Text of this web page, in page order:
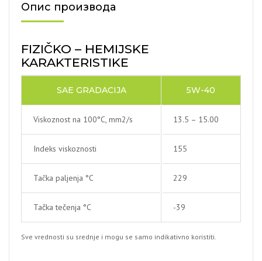
Опис производа
FIZIČKO – HEMIJSKE
KARAKTERISTIKE
SAE GRADACIJA 5W-40
Viskoznost na 100°C, mm2/s 13.5 – 15.00
Indeks viskoznosti 155
Tačka paljenja °C 229
Tačka tečenja °C -39
Sve vrednosti su srednje i mogu se samo indikativno koristiti.